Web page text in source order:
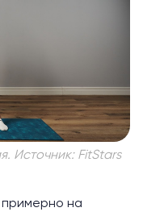
Источник: FitStars
примерно на